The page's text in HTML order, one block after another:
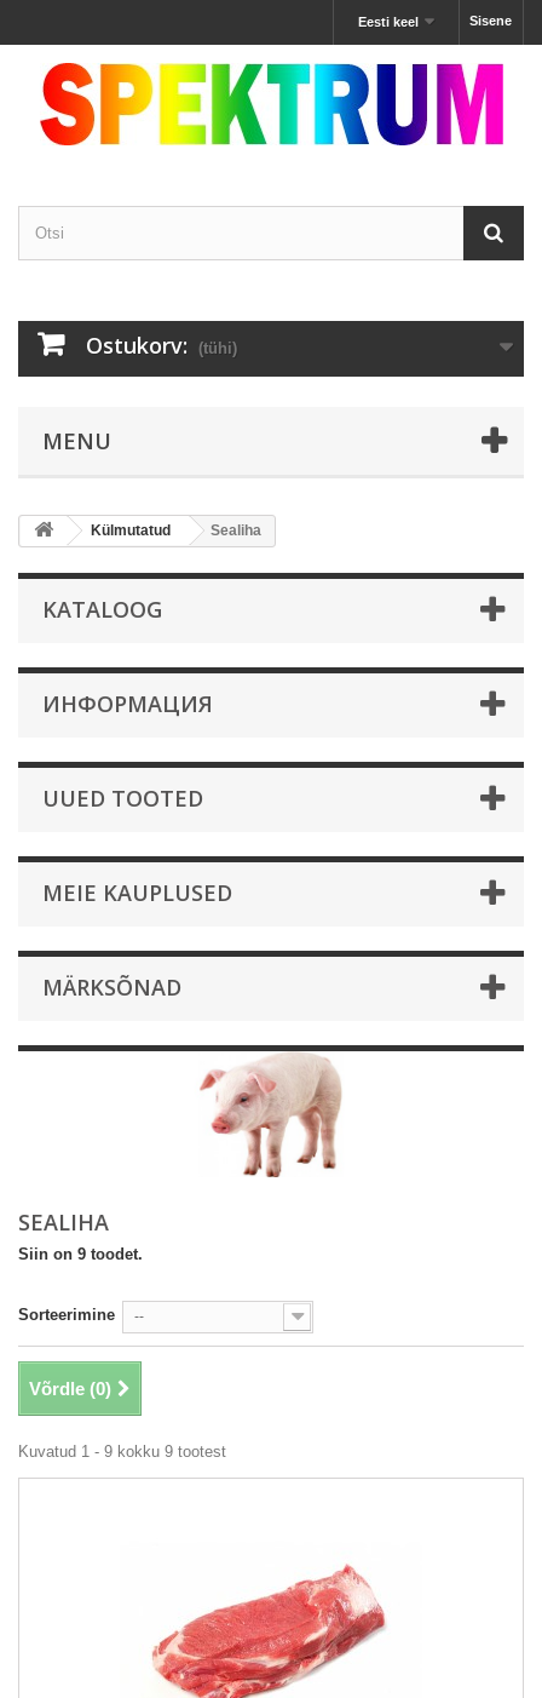
Sisene
Eesti keel
Ostukorv: (tühi)
MENU
Külmutatud Sealiha
KATALOOG
ИНФОРМАЦИЯ
UUED TOOTED
MEIE KAUPLUSED
MÄRKSÕNAD
SEALIHA
Siin on 9 toodet.
Sorteerimine --
Võrdle (0)
Kuvatud 1 - 9 kokku 9 tootest